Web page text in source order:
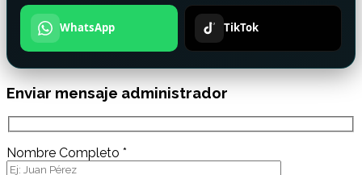
WhatsApp TikTok
Enviar mensaje administrador
Nombre Completo *